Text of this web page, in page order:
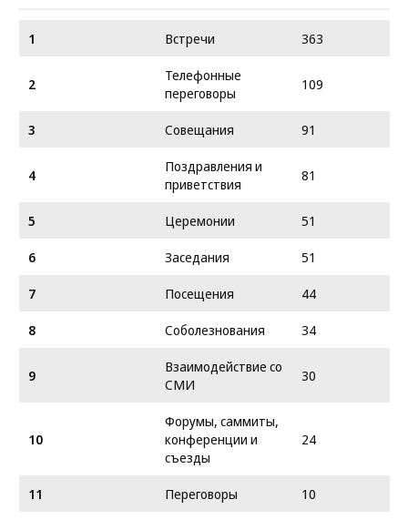
1 Встречи 363
2
Телефонные
переговоры
109
3 Совещания 91
4
Поздравления и
приветствия
81
5 Церемонии
51
6
Заседания
51
7
Посещения
44
8
Соболезнования 34
9
Взаимодействие со
СМИ
30
10
Форумы, саммиты,
конференции и
съезды
24
11 Переговоры 10